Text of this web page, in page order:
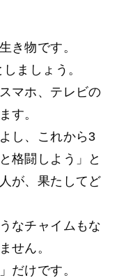
き物です。
ましょう。
マホ、テレビの
す。
し、これから3
格闘しよう」と
が、果たしてど
なチャイムもな
せん。
だけです。